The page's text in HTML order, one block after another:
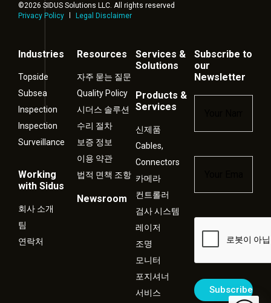
©2026 SIDUS Solutions LLC. All rights reserved
Privacy Policy
Legal Disclaimer
Industries
Topside
Subsea
Inspection
Inspection
Surveillance
Working
with Sidus
회사 소개
팀
연락처
Resources
자주 묻는 질문
Quality Policy
시더스 솔루션
수리 절차
보증 정보
이용 약관
법적 면책 조항
Newsroom
Services &
Solutions
Products &
Services
신제품
Cables,
Connectors
카메라
컨트롤러
검사 시스템
레이저
조명
모니터
포지셔너
서비스
Subscribe to
our
Newsletter